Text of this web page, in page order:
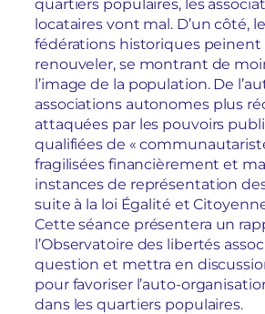
locataires vont mal. D’un côté,
fédérations historiques peinent
renouveler, se montrant de
l’image de la population. De
associations autonomes plus
attaquées par les pouvoirs
qualifiées de «
fragilisées financièrement et
instances de représentation
suite à la loi Égalité et
Cette séance présentera un
l’Observatoire des libertés
question et mettra en
pour favoriser l’auto-
dans les quartiers populaires.